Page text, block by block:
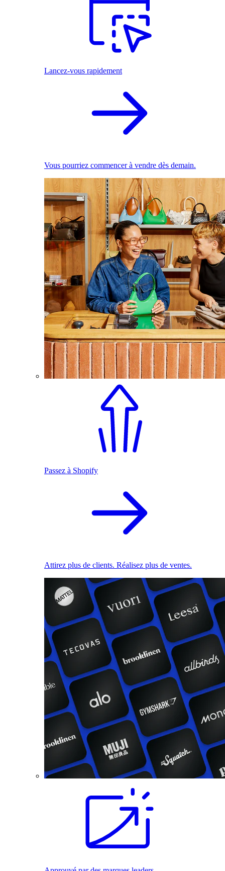
Lancez-vous rapidement
Vous pourriez commencer à vendre dès demain.
Passez à Shopify
Attirez plus de clients. Réalisez plus de ventes.